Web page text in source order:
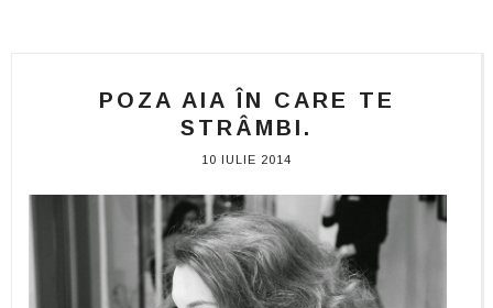
POZA AIA ÎN CARE TE
STRÂMBI.
10 IULIE 2014